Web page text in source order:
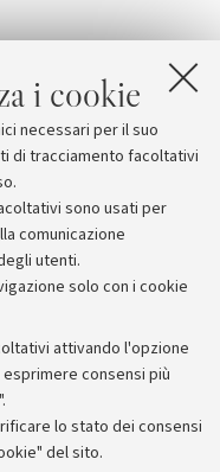
i cookie
necessari per il suo
di tracciamento facoltativi
sono usati per
comunicazione
utenti.
solo con i cookie
attivando l'opzione
consensi più
lo stato dei consensi
del sito.
KB]
KB]